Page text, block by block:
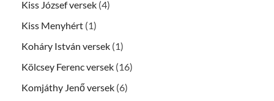
Kiss József versek (4)
Kiss Menyhért (1)
Koháry István versek (1)
Kölcsey Ferenc versek (16)
Komjáthy Jenő versek (6)